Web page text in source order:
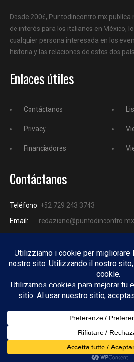
Desde 2006, Puntodincontro.mx
de interés para los italianos en México,
cualquier persona interesada en los
historia y las relaciones de estos dos
Enlaces útiles
Contáctanos
Privacy
Financiadores
Contáctanos
Teléfono +52 729 243 3743
Email:
redazione@puntodincontro.mx
Copyright © 2025
Design by